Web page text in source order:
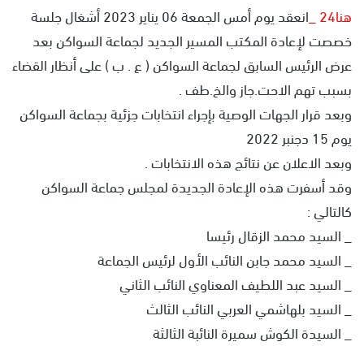
ي
ا
هنا24 _
انعقد يوم أمس الجمعة 06 يناير 2023 أشغال جلسة
خصصت لإعادة المكتب المسير الجديد لجماعة السواكن بعد
عرض الرئيس السابق لجماعة السواكن ( ع . ب ) على أنظار القضاء
بسبب تهم الاحت.جاز والخ.طف .
وبعد قرار الجهات الوصية بإجراء انتخابات جزئية بجماعة السواكن
يوم 15 دجنبر 2022
وبعد الاعلان عن نتائج هذه الانتخابات .
وقد أسفرت هذه الإعادة الجديدة لمجلس جماعة السواكن
كالتالي :
_ السيد محمد الزقال رئيسا
_ السيد محمد جابن النائب الأول لرئيس الجماعة
_ السيد عبد اللطيف المعناوي النائب الثاني
_ السيد بلهاشمي العربي النائب الثالث
_ السيدة الكوش سميرة النائبة الثالثة